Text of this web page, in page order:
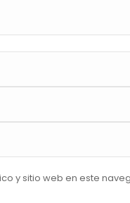
y sitio web en este